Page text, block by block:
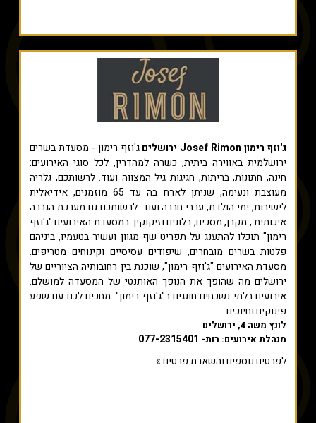
ג'וזף רימון Josef Rimon ירושלים
ג'וזף רימון - מסעדת בשרים
ירושלמית באווירה ביתית, כשרה למהדרין, לכל סוגי האירועים:
חינה, חתונות, בריתות, חגיגות גיל המצווה ועוד. לרשותכם, גלריה
מעוצבת ונעימה, שניתן לארח בה עד 65 מוזמנים, אידיאלית
לישיבות, ימי הולדת, ערבי חברה ועוד. לרשותכם גם מערכת הגברה
איכותית , מקרן, מסכים, בלונים וזיקוקין. במסעדת האירועים "ג'וזף
רימון" תוכלו להתענג על תפריט שף מגוון ועשיר בטעמיו, ביניהם
פלטות בשרים מובחרים, שיפודים עסיסיים וקינוחים מטריפים.
מסעדת האירועים "ג'וזף רימון", שוכנת בין רחובותיה הציוריים של
ירושלים מה שהופך את הנופך האותנטי של המסעדה למושלם.
אירועים בלתי נשכחים חוגגים ב"ג'וזף רימון". מחכים לכם עם שפע
פינוקים וחיוכים.
לונץ משה 4, ירושלים
מנהלת אירועים: רות- 077-2315401
לפרטים נוספים והשארת פרטים »